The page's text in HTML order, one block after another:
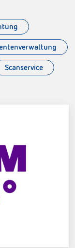
Scanservice